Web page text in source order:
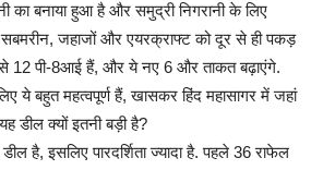
का बनाया हुआ है और समुद्री निगरानी के लिए
सबमरीन, जहाजों और एयरक्राफ्ट को दूर से ही पकड़
12 पी-8आई हैं, और ये नए 6 और ताकत बढ़ाएंगे.
ये बहुत महत्वपूर्ण हैं, खासकर हिंद महासागर में जहां
डील क्यों इतनी बड़ी है?
है, इसलिए पारदर्शिता ज्यादा है. पहले 36 राफेल